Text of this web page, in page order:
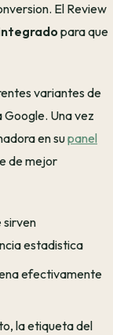
El Review
para que
variantes de
Google. Una vez
en supanel
de mejor
sirven
estadistica
efectivamente
la etiqueta del